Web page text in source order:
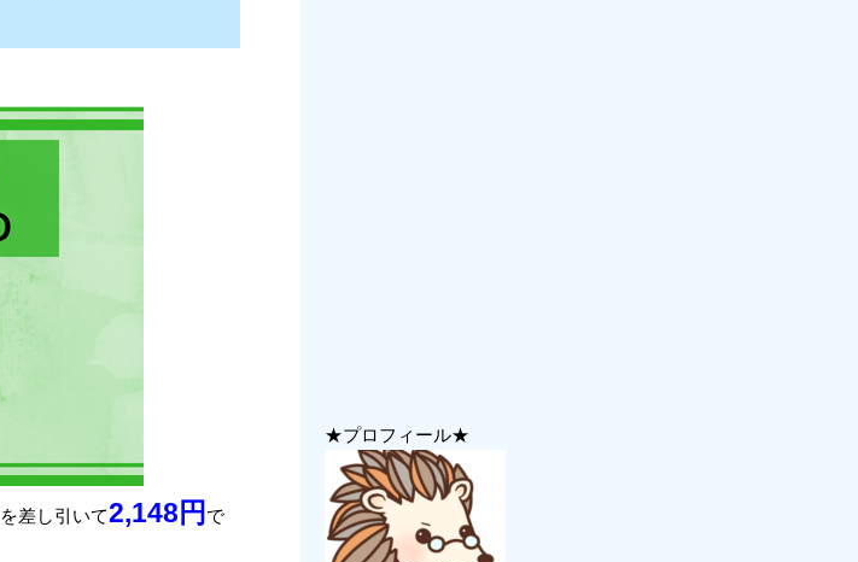
差し引いて2,148 円 で
★プロフィール★